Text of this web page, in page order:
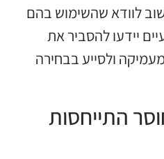
לוודא שהשימוש בהם
יידעו להסביר את
ולסייע בבחירה
מספר 13: חוסר התייחסות